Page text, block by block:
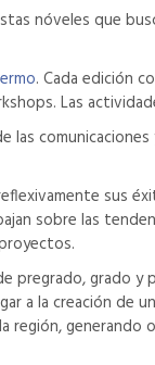
nóveles que
. Cada edición
Las
sus
sobre las
pregrado, grado
a la creación de
región,